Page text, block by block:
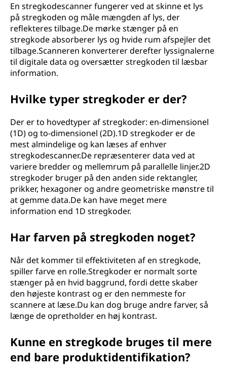
En stregkodescanner fungerer ved at skinne et lys
på stregkoden og måle mængden af lys, der
reflekteres tilbage.De mørke stænger på en
stregkode absorberer lys og hvide rum afspejler det
tilbage.Scanneren konverterer derefter lyssignalerne
til digitale data og oversætter stregkoden til læsbar
information.
Hvilke typer stregkoder er der?
Der er to hovedtyper af stregkoder: en-dimensionel
(1D) og to-dimensionel (2D).1D stregkoder er de
mest almindelige og kan læses af enhver
stregkodescanner.De repræsenterer data ved at
variere bredder og mellemrum på parallelle linjer.2D
stregkoder bruger på den anden side rektangler,
prikker, hexagoner og andre geometriske mønstre til
at gemme data.De kan have meget mere
information end 1D stregkoder.
Har farven på stregkoden noget?
Når det kommer til effektiviteten af en stregkode,
spiller farve en rolle.Stregkoder er normalt sorte
stænger på en hvid baggrund, fordi dette skaber
den højeste kontrast og er den nemmeste for
scannere at læse.Du kan dog bruge andre farver, så
længe de opretholder en høj kontrast.
Kunne en stregkode bruges til mere
end bare produktidentifikation?